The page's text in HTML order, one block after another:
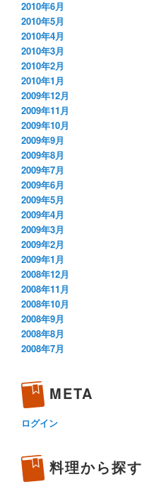
2010年6月
2010年5月
2010年4月
2010年3月
2010年2月
2010年1月
2009年12月
2009年11月
2009年10月
2009年9月
2009年8月
2009年7月
2009年6月
2009年5月
2009年4月
2009年3月
2009年2月
2009年1月
2008年12月
2008年11月
2008年10月
2008年9月
2008年8月
2008年7月
META
ログイン
料理から探す